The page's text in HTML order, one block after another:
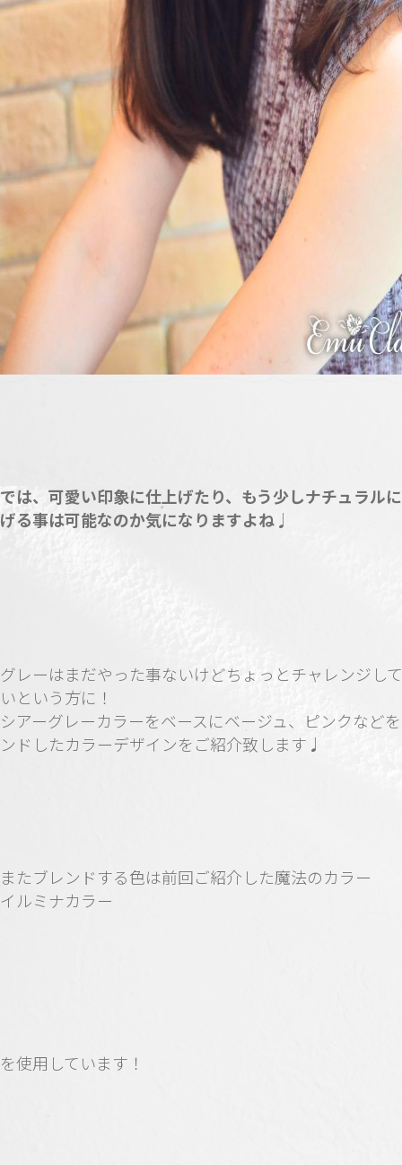
では、可愛い印象に仕上げたり、もう少しナチュラル
げる事は可能なのか気になりますよね♩
グレーはまだやった事ないけどちょっとチャレンジし
いという方に！
シアーグレーカラーをベースにベージュ、ピンクなど
ンドしたカラーデザインをご紹介致します♩
またブレンドする色は前回ご紹介した魔法のカラー
イルミナカラー
を使用しています！